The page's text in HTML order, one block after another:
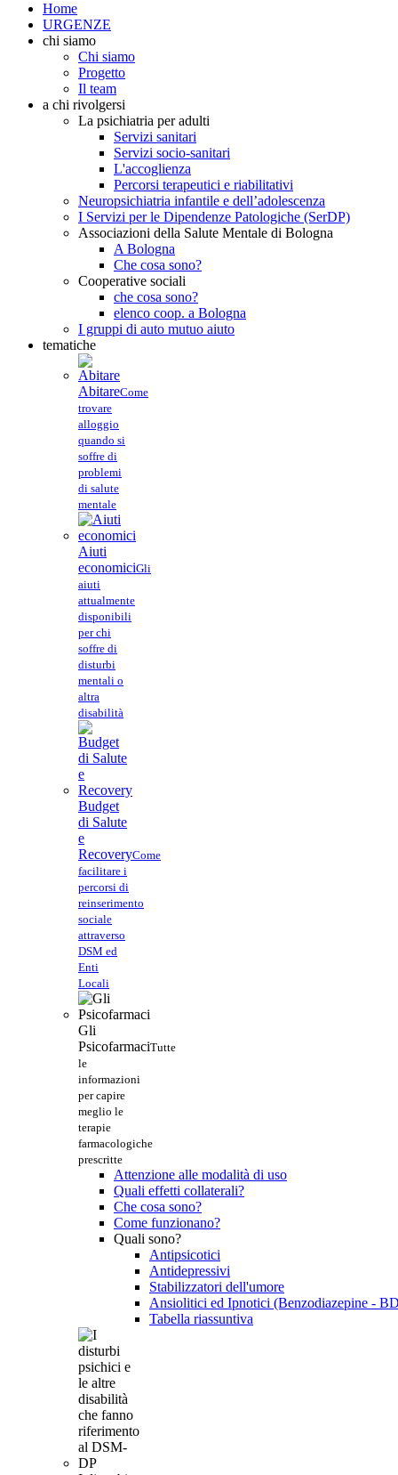
Home
URGENZE
chi siamo
Chi siamo
Progetto
Il team
a chi rivolgersi
La psichiatria per adulti
Servizi sanitari
Servizi socio-sanitari
L'accoglienza
Percorsi terapeutici e riabilitativi
Neuropsichiatria infantile e dell’adolescenza
I Servizi per le Dipendenze Patologiche (SerDP)
Associazioni della Salute Mentale di Bologna
A Bologna
Che cosa sono?
Cooperative sociali
che cosa sono?
elenco coop. a Bologna
I gruppi di auto mutuo aiuto
tematiche
AbitareCome
trovare
alloggio
quando si
soffre di
problemi
di salute
mentale
Aiuti
economiciGli
aiuti
attualmente
disponibili
per chi
soffre di
disturbi
mentali o
altra
disabilità
Budget
di Salute
e
RecoveryCome
facilitare i
percorsi di
reinserimento
sociale
attraverso
DSM ed
Enti
Locali
Gli
PsicofarmaciTutte
le
informazioni
per capire
meglio le
terapie
farmacologiche
prescritte
Attenzione alle modalità di uso
Quali effetti collaterali?
Che cosa sono?
Come funzionano?
Quali sono?
Antipsicotici
Antidepressivi
Stabilizzatori dell'umore
Ansiolitici ed Ipnotici (Benzodiazepine -
Tabella riassuntiva